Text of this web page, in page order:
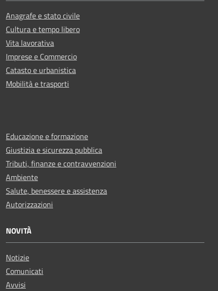
Anagrafe e stato civile
Cultura e tempo libero
Vita lavorativa
Imprese e Commercio
Catasto e urbanistica
Mobilità e trasporti
Educazione e formazione
Giustizia e sicurezza pubblica
Tributi, finanze e contravvenzioni
Ambiente
Salute, benessere e assistenza
Autorizzazioni
NOVITÀ
Notizie
Comunicati
Avvisi